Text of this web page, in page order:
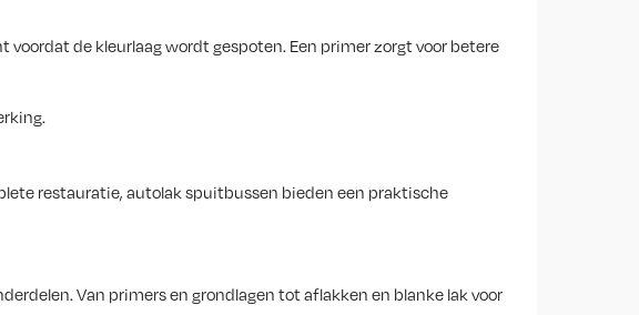
de kleurlaag wordt gespoten. Een primer zorgt voor betere
restauratie, autolak spuitbussen bieden een praktische
Van primers en grondlagen tot aflakken en blanke lak voor